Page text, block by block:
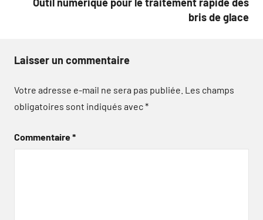
bris de glace
Laisser un commentaire
Votre adresse e-mail ne sera pas publiée. Les champs
obligatoires sont indiqués avec*
Commentaire*